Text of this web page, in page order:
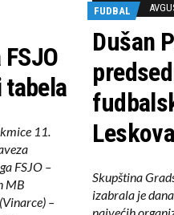
11.
FSJO –
MB
–
FUDBAL
Dušan
Skupština
izabrala je